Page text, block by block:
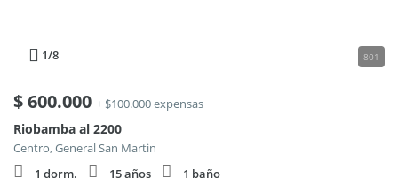
1/8 801
$600.000 + $100.000 expensas
Riobamba al 2200
Centro, General San Martin
1 dorm.
15 años
1 baño